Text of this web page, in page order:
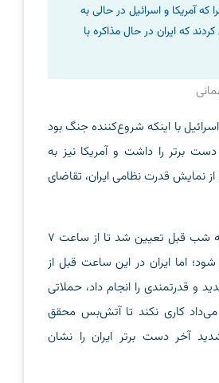
آمریکا و اسرائیل در حالی به
که ایران در حال مذاکره با
با اینکه شروع‌کننده جنگ بود
برتر را داشت و آمریکا نیز به
نمایش قدرت نظامی ایران، تقاضای
2.حمله آخر: با اینکه شب قبل تعیین شد تا از ساعت 7
اما ایران در این ساعت قبل از
قدرتمندی را انجام داد، حملاتی
می‌داد کاری نکند تا آتش‌بس محقق
آخر دست برتر ایران را نشان